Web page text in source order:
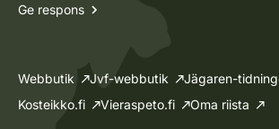
Ge respons
Webbutik Jvf-webbutik
Jägaren-
Kosteikko.fi
Vieraspeto.fi Oma riista